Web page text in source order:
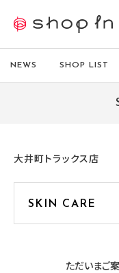
NEWS SHOP LIST
大井町トラックス店
ただいまご